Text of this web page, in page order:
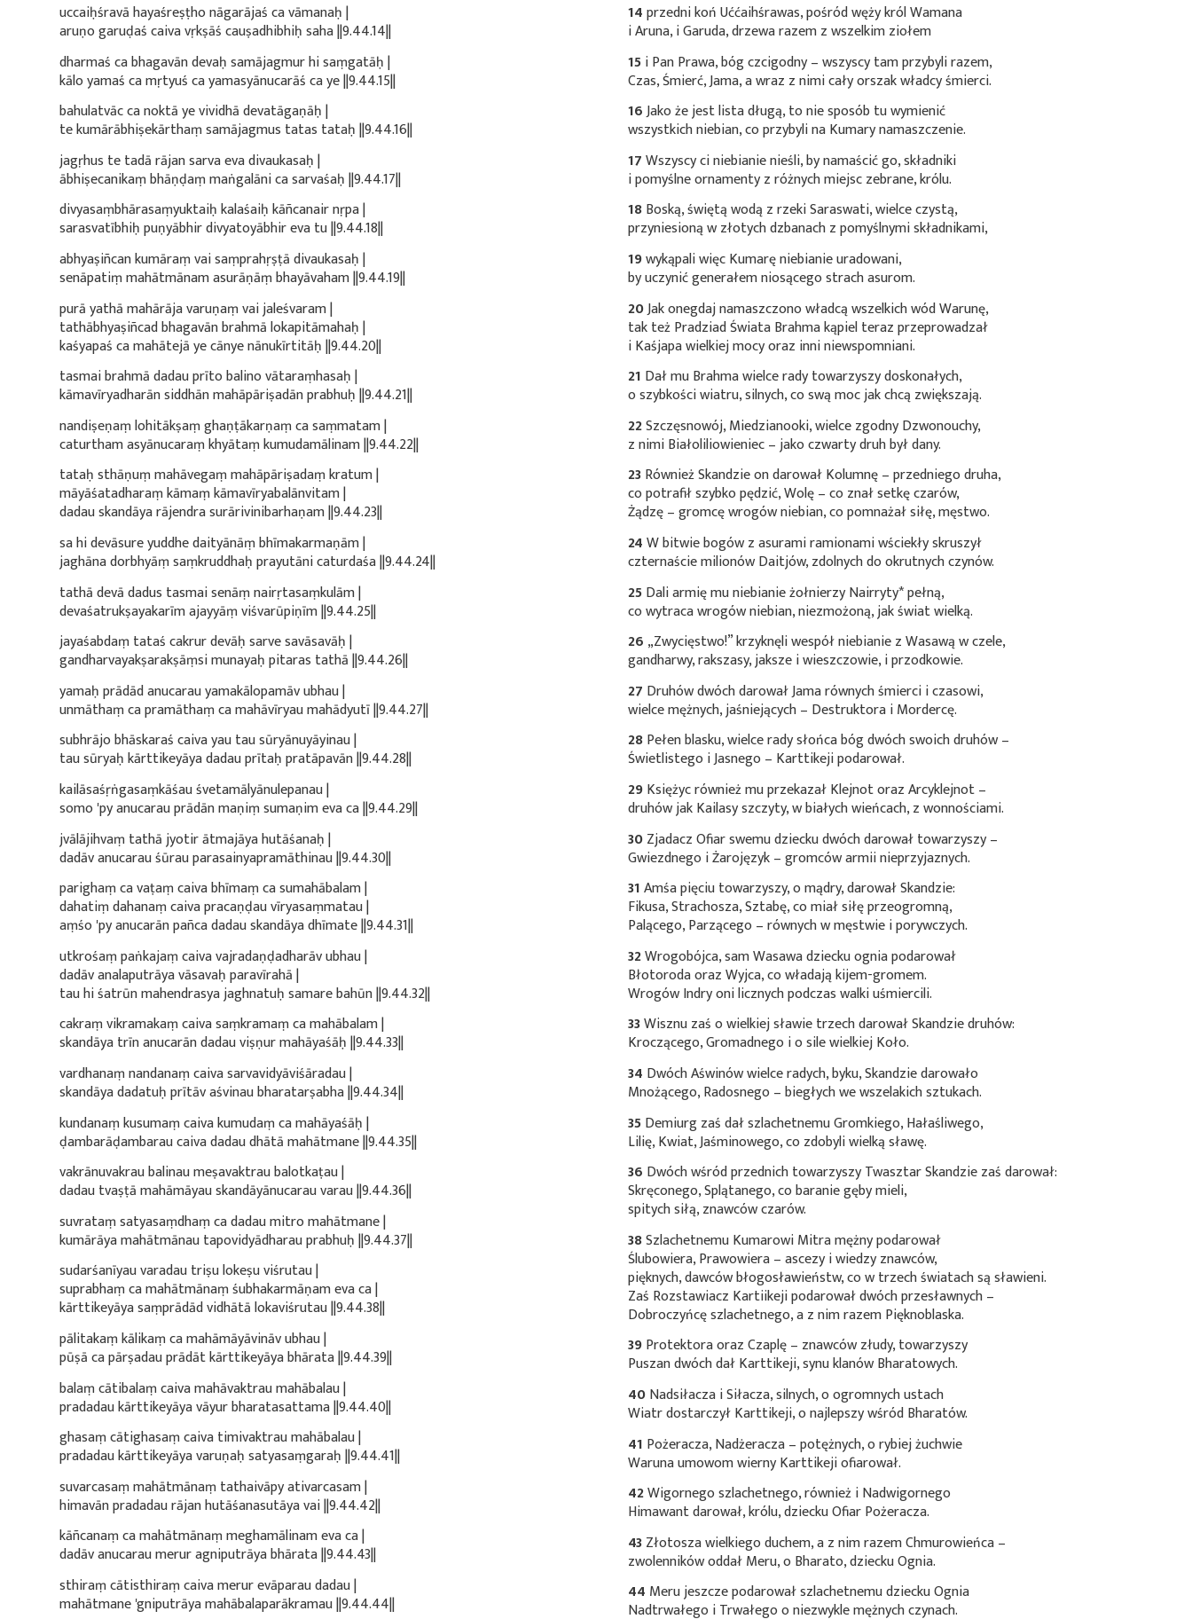
uccaiḥśravā hayaśreṣṭho nāgarājaś ca vāmanaḥ |
aruṇo garuḍaś caiva vṛkṣāś cauṣadhibhiḥ saha ||9.44.14||
dharmaś ca bhagavān devaḥ samājagmur hi saṃgatāḥ |
kālo yamaś ca mṛtyuś ca yamasyānucarāś ca ye ||9.44.15||
bahulatvāc ca noktā ye vividhā devatāgaṇāḥ |
te kumārābhiṣekārthaṃ samājagmus tatas tataḥ ||9.44.16||
jagṛhus te tadā rājan sarva eva divaukasaḥ |
ābhiṣecanikaṃ bhāṇḍaṃ maṅgalāni ca sarvaśaḥ ||9.44.17||
divyasaṃbhārasaṃyuktaiḥ kalaśaiḥ kāñcanair nṛpa |
sarasvatībhiḥ puṇyābhir divyatoyābhir eva tu ||9.44.18||
abhyaṣiñcan kumāraṃ vai saṃprahṛṣṭā divaukasaḥ |
senāpatiṃ mahātmānam asurāṇāṃ bhayāvaham ||9.44.19||
purā yathā mahārāja varuṇaṃ vai jaleśvaram |
tathābhyaṣiñcad bhagavān brahmā lokapitāmahaḥ |
kaśyapaś ca mahātejā ye cānye nānukīrtitāḥ ||9.44.20||
tasmai brahmā dadau prīto balino vātaraṃhasaḥ |
kāmavīryadharān siddhān mahāpāriṣadān prabhuḥ ||9.44.21||
nandiṣeṇaṃ lohitākṣaṃ ghaṇṭākarṇaṃ ca saṃmatam |
caturtham asyānucaraṃ khyātaṃ kumudamālinam ||9.44.22||
tataḥ sthāṇuṃ mahāvegaṃ mahāpāriṣadaṃ kratum |
māyāśatadharaṃ kāmaṃ kāmavīryabalānvitam |
dadau skandāya rājendra surārivinibarhaṇam ||9.44.23||
sa hi devāsure yuddhe daityānāṃ bhīmakarmaṇām |
jaghāna dorbhyāṃ saṃkruddhaḥ prayutāni caturdaśa ||9.44.24||
tathā devā dadus tasmai senāṃ nairṛtasaṃkulām |
devaśatrukṣayakarīm ajayyāṃ viśvarūpiṇīm ||9.44.25||
jayaśabdaṃ tataś cakrur devāḥ sarve savāsavāḥ |
gandharvayakṣarakṣāṃsi munayaḥ pitaras tathā ||9.44.26||
yamaḥ prādād anucarau yamakālopamāv ubhau |
unmāthaṃ ca pramāthaṃ ca mahāvīryau mahādyutī ||9.44.27||
subhrājo bhāskaraś caiva yau tau sūryānuyāyinau |
tau sūryaḥ kārttikeyāya dadau prītaḥ pratāpavān ||9.44.28||
kailāsaśṛṅgasaṃkāśau śvetamālyānulepanau |
somo 'py anucarau prādān maṇiṃ sumaṇim eva ca ||9.44.29||
jvālājihvaṃ tathā jyotir ātmajāya hutāśanaḥ |
dadāv anucarau śūrau parasainyapramāthinau ||9.44.30||
parighaṃ ca vaṭaṃ caiva bhīmaṃ ca sumahābalam |
dahatiṃ dahanaṃ caiva pracaṇḍau vīryasaṃmatau |
aṃśo 'py anucarān pañca dadau skandāya dhīmate ||9.44.31||
utkrośaṃ paṅkajaṃ caiva vajradaṇḍadharāv ubhau |
dadāv analaputrāya vāsavaḥ paravīrahā |
tau hi śatrūn mahendrasya jaghnatuḥ samare bahūn ||9.44.32||
cakraṃ vikramakaṃ caiva saṃkramaṃ ca mahābalam |
skandāya trīn anucarān dadau viṣṇur mahāyaśāḥ ||9.44.33||
vardhanaṃ nandanaṃ caiva sarvavidyāviśāradau |
skandāya dadatuḥ prītāv aśvinau bharatarṣabha ||9.44.34||
kundanaṃ kusumaṃ caiva kumudaṃ ca mahāyaśāḥ |
ḍambarāḍambarau caiva dadau dhātā mahātmane ||9.44.35||
vakrānuvakrau balinau meṣavaktrau balotkaṭau |
dadau tvaṣṭā mahāmāyau skandāyānucarau varau ||9.44.36||
suvrataṃ satyasaṃdhaṃ ca dadau mitro mahātmane |
kumārāya mahātmānau tapovidyādharau prabhuḥ ||9.44.37||
sudarśanīyau varadau triṣu lokeṣu viśrutau |
suprabhaṃ ca mahātmānaṃ śubhakarmāṇam eva ca |
kārttikeyāya saṃprādād vidhātā lokaviśrutau ||9.44.38||
pālitakaṃ kālikaṃ ca mahāmāyāvināv ubhau |
pūṣā ca pārṣadau prādāt kārttikeyāya bhārata ||9.44.39||
balaṃ cātibalaṃ caiva mahāvaktrau mahābalau |
pradadau kārttikeyāya vāyur bharatasattama ||9.44.40||
ghasaṃ cātighasaṃ caiva timivaktrau mahābalau |
pradadau kārttikeyāya varuṇaḥ satyasaṃgaraḥ ||9.44.41||
suvarcasaṃ mahātmānaṃ tathaivāpy ativarcasam |
himavān pradadau rājan hutāśanasutāya vai ||9.44.42||
kāñcanaṃ ca mahātmānaṃ meghamālinam eva ca |
dadāv anucarau merur agniputrāya bhārata ||9.44.43||
sthiraṃ cātisthiraṃ caiva merur evāparau dadau |
mahātmane 'gniputrāya mahābalaparākramau ||9.44.44||
14przedni koń Uććaihśrawas, pośród węży król Wamana
i Aruna, i Garuda, drzewa razem z wszelkim ziołem
15i Pan Prawa, bóg czcigodny – wszyscy tam przybyli razem,
Czas, Śmierć, Jama, a wraz z nimi cały orszak władcy śmierci.
16Jako że jest lista długą, to nie sposób tu wymienić
wszystkich niebian, co przybyli na Kumary namaszczenie.
17Wszyscy ci niebianie nieśli, by namaścić go, składniki
i pomyślne ornamenty z różnych miejsc zebrane, królu.
18Boską, świętą wodą z rzeki Saraswati, wielce czystą,
przyniesioną w złotych dzbanach z pomyślnymi składnikami,
19wykąpali więc Kumarę niebianie uradowani,
by uczynić generałem niosącego strach asurom.
20Jak onegdaj namaszczono władcą wszelkich wód Warunę,
tak też Pradziad Świata Brahma kąpiel teraz przeprowadzał
i Kaśjapa wielkiej mocy oraz inni niewspomniani.
21 Dał mu Brahma wielce rady towarzyszy doskonałych,
o szybkości wiatru, silnych, co swą moc jak chcą zwiększają.
22Szczęsnowój, Miedzianooki, wielce zgodny Dzwonouchy,
z nimi Białoliliowieniec – jako czwarty druh był dany.
23Również Skandzie on darował Kolumnę – przedniego druha,
co potrafił szybko pędzić, Wolę – co znał setkę czarów,
Żądzę – gromcę wrogów niebian, co pomnażał siłę, męstwo.
24W bitwie bogów z asurami ramionami wściekły skruszył
czternaście milionów Daitjów, zdolnych do okrutnych czynów.
25Dali armię mu niebianie żołnierzyNairryty*pełną,
co wytraca wrogów niebian, niezmożoną, jak świat wielką.
26 „Zwycięstwo!” krzyknęli wespół niebianie z Wasawą w czele,
gandharwy, rakszasy, jaksze i wieszczowie, i przodkowie.
27 Druhów dwóch darował Jama równych śmierci i czasowi,
wielce mężnych, jaśniejących – Destruktora i Mordercę.
28Pełen blasku, wielce rady słońca bóg dwóch swoich druhów –
Świetlistego i Jasnego – Karttikeji podarował.
29Księżyc również mu przekazał Klejnot oraz Arcyklejnot –
druhów jak Kailasy szczyty, w białych wieńcach, z wonnościami.
30Zjadacz Ofiar swemu dziecku dwóch darował towarzyszy –
Gwiezdnego i Żarojęzyk – gromców armii nieprzyjaznych.
31Amśa pięciu towarzyszy, o mądry, darował Skandzie:
Fikusa, Strachosza, Sztabę, co miał siłę przeogromną,
Palącego, Parzącego – równych w męstwie i porywczych.
32Wrogobójca, sam Wasawa dziecku ognia podarował
Błotoroda oraz Wyjca, co władają kijem-gromem.
Wrogów Indry oni licznych podczas walki uśmiercili.
33Wisznu zaś o wielkiej sławie trzech darował Skandzie druhów:
Kroczącego, Gromadnego i o sile wielkiej Koło.
34 Dwóch Aświnów wielce radych, byku, Skandzie darowało
Mnożącego, Radosnego – biegłych we wszelakich sztukach.
35Demiurg zaś dał szlachetnemu Gromkiego, Hałaśliwego,
Lilię, Kwiat, Jaśminowego, co zdobyli wielką sławę.
36 Dwóch wśród przednich towarzyszy Twasztar Skandzie zaś darował:
Skręconego, Splątanego, co baranie gęby mieli,
spitych siłą, znawców czarów.
38Szlachetnemu Kumarowi Mitra mężny podarował
Ślubowiera, Prawowiera – ascezy i wiedzy znawców,
pięknych, dawców błogosławieństw, co w trzech światach są sławieni.
Zaś Rozstawiacz Kartiikeji podarował dwóch przesławnych –
Dobroczyńcę szlachetnego, a z nim razem Pięknoblaska.
39Protektora oraz Czaplę – znawców złudy, towarzyszy
Puszan dwóch dał Karttikeji, synu klanów Bharatowych.
40Nadsiłacza i Siłacza, silnych, o ogromnych ustach
Wiatr dostarczył Karttikeji, o najlepszy wśród Bharatów.
41 Pożeracza, Nadżeracza – potężnych, o rybiej żuchwie
Waruna umowom wierny Karttikeji ofiarował.
42Wigornego szlachetnego, również i Nadwigornego
Himawant darował, królu, dziecku Ofiar Pożeracza.
43Złotosza wielkiego duchem, a z nim razem Chmurowieńca –
zwolenników oddał Meru, o Bharato, dziecku Ognia.
44 Meru jeszcze podarował szlachetnemu dziecku Ognia
Nadtrwałego i Trwałego o niezwykle mężnych czynach.